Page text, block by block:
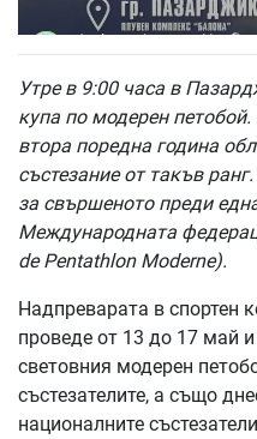
Утре в 9:00 часа в
купа по модерен
втора поредна година
състезание от такъв
за свършеното преди
Международната
de Pentathlon Moderne).
Надпреварата в спортен
проведе от 13 до 17 май
световния модерен
състезателите, а също
националните